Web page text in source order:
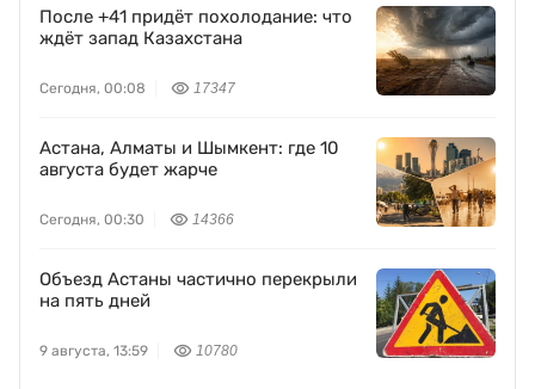
После +41 придёт похолодание: что
ждёт запад Казахстана
Сегодня, 00:08 17347
Астана, Алматы и Шымкент: где 10
августа будет жарче
Сегодня, 00:30 14366
Объезд Астаны частично перекрыли
на пять дней
9 августа, 13:59 10780